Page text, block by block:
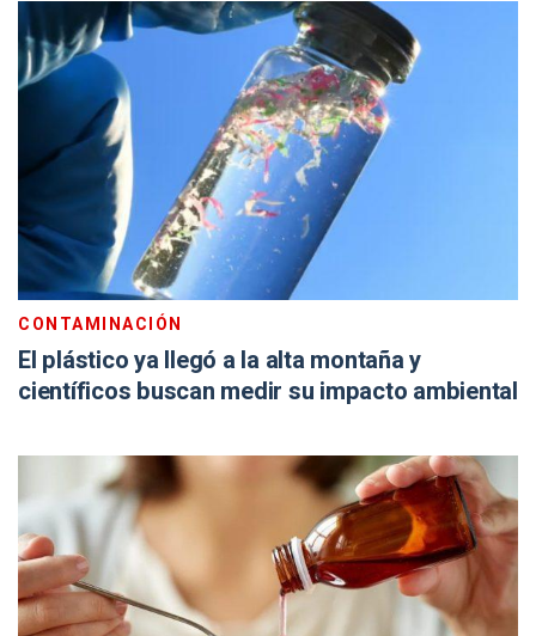
CONTAMINACIÓN
El plástico ya llegó a la alta montaña y
científicos buscan medir su impacto ambiental